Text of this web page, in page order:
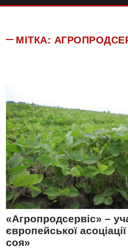
МІТКА:
«Агропродсервіс» –
європейської
соя»